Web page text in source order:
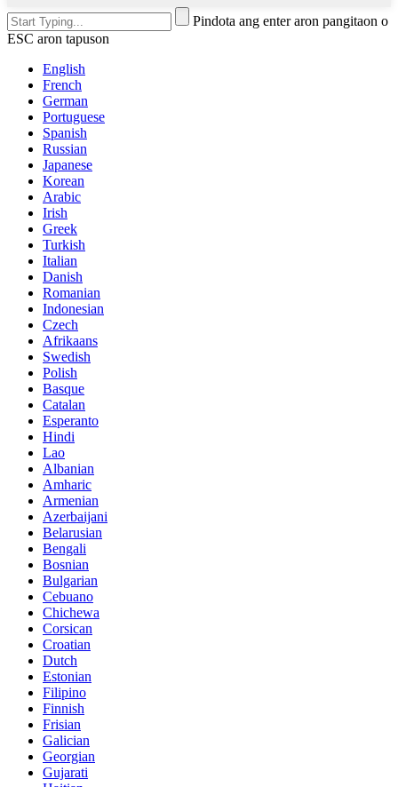
Pindota ang enter aron pangitaon o
ESC aron tapuson
English
French
German
Portuguese
Spanish
Russian
Japanese
Korean
Arabic
Irish
Greek
Turkish
Italian
Danish
Romanian
Indonesian
Czech
Afrikaans
Swedish
Polish
Basque
Catalan
Esperanto
Hindi
Lao
Albanian
Amharic
Armenian
Azerbaijani
Belarusian
Bengali
Bosnian
Bulgarian
Cebuano
Chichewa
Corsican
Croatian
Dutch
Estonian
Filipino
Finnish
Frisian
Galician
Georgian
Gujarati